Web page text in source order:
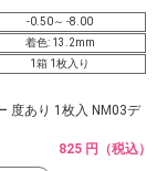
-0.50～ -8.00
着色: 13.2mm
1箱 1枚入り
度あり 1枚入 NM03デ
825 円（税込）